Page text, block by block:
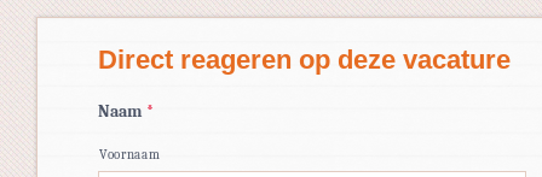
Direct reageren op deze vacature
Naam *
Voornaam